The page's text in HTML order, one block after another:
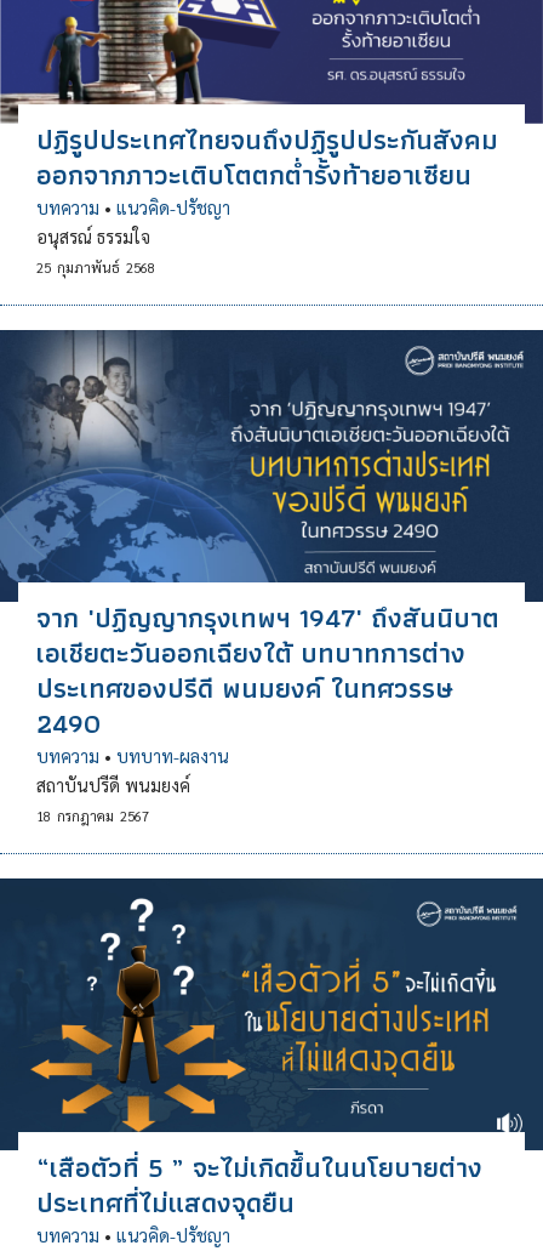
ปฏิรูปประเทศไทยจนถึงปฏิรูปประกันสังคม
ออกจากภาวะเติบโตตกต่ำรั้งท้ายอาเซียน
บทความ • แนวคิด-ปรัชญา
อนุสรณ์ ธรรมใจ
25 กุมภาพันธ์ 2568
จาก 'ปฏิญญากรุงเทพฯ 1947' ถึงสันนิบาต
เอเชียตะวันออกเฉียงใต้ บทบาทการต่าง
ประเทศของปรีดี พนมยงค์ ในทศวรรษ
2490
บทความ • บทบาท-ผลงาน
สถาบันปรีดี พนมยงค์
18 กรกฎาคม 2567
“เสือตัวที่ 5 ” จะไม่เกิดขึ้นในนโยบายต่าง
ประเทศที่ไม่แสดงจุดยืน
บทความ • แนวคิด-ปรัชญา